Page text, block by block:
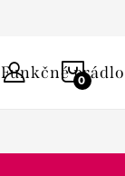
Funkčné prádlo